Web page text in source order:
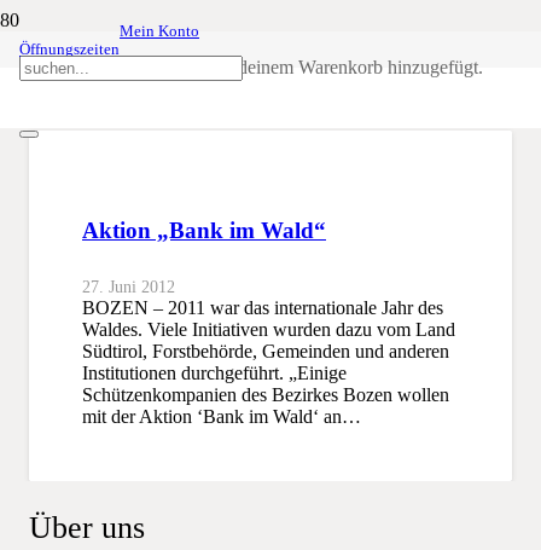
Öffnungszeiten
Mein Konto
wurde deinem Warenkorb hinzugefügt.
Internationale Jahr des Waldes
Aktion „Bank im Wald“
27. Juni 2012
BOZEN – 2011 war das internationale Jahr des
Waldes. Viele Initiativen wurden dazu vom Land
Südtirol, Forstbehörde, Gemeinden und anderen
Institutionen durchgeführt. „Einige
Schützenkompanien des Bezirkes Bozen wollen
mit der Aktion ‘Bank im Wald‘ an…
Über uns